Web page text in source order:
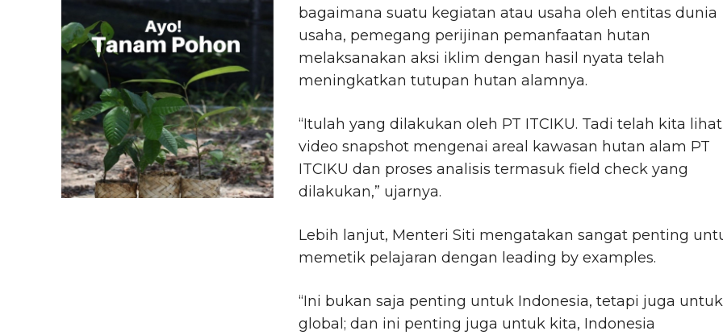
bagaimana suatu kegiatan atau usaha oleh entitas dunia
usaha, pemegang perijinan pemanfaatan hutan
melaksanakan aksi iklim dengan hasil nyata telah
meningkatkan tutupan hutan alamnya.
“Itulah yang dilakukan oleh PT ITCIKU. Tadi telah kita lihat
video snapshot mengenai areal kawasan hutan alam PT
ITCIKU dan proses analisis termasuk field check yang
dilakukan,” ujarnya.
Lebih lanjut, Menteri Siti mengatakan sangat penting
memetik pelajaran dengan leading by examples.
“Ini bukan saja penting untuk Indonesia, tetapi juga untuk
global; dan ini penting juga untuk kita, Indonesia